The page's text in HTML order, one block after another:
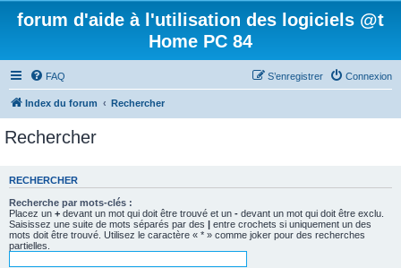
forum d'aide à l'utilisation des logiciels @t
Home PC 84
FAQ Connexion
S’enregistrer
Index du forum Rechercher
Rechercher
RECHERCHER
Recherche par mots-clés :
Placez un + devant un mot qui doit être trouvé et un - devant un mot qui doit être exclu.
Saisissez une suite de mots séparés par des | entre crochets si uniquement un des
mots doit être trouvé. Utilisez le caractère « * » comme joker pour des recherches
partielles.